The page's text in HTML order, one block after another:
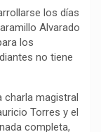
los días
Alvarado
los
no tiene
charla magistral
Torres y el
completa,